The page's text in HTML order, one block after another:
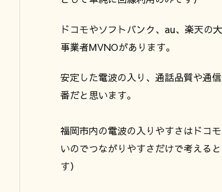
ドコモやソフトバンク、au、楽天の
事業者MVNOがあります。
安定した電波の入り、通話品質や通
番だと思います。
福岡市内の電波の入りやすさはドコ
いのでつながりやすさだけで考える
す）